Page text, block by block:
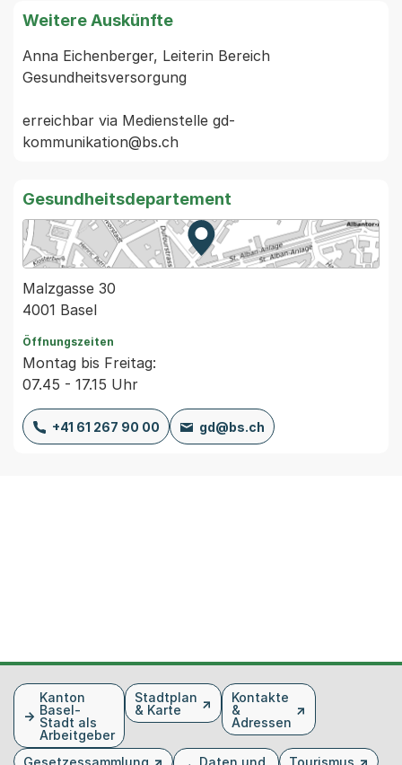
Weitere Auskünfte
Anna Eichenberger, Leiterin Bereich
Gesundheitsversorgung
erreichbar via Medienstelle gd-
Gesundheitsdepartement
Zur Karte von MapBS.
Externer Link, wird in einem
Malzgasse 30
4001 Basel
Öffnungszeiten
Montag bis Freitag:
07.45 - 17.15 Uhr
+41 61 267 90 00 gd@bs.ch
FusszeileKanton
Basel-
Stadt als
Arbeitgeber
Stadtplan
& Karte
Kontakte
&
Adressen
Gesetzessammlung Daten und Tourismus